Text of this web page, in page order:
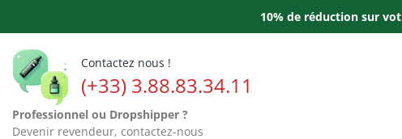
10% de réduction sur
Contactez nous !
(+33) 3.88.83.34.11
Professionnel ou Dropshipper ?
Devenir revendeur, contactez-nous